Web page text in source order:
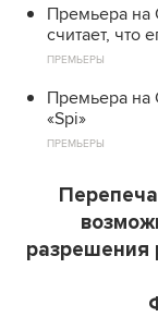
Премьера на
считает, что
ПРЕМЬЕРЫ
Премьера на
«Spi»
ПРЕМЬЕРЫ
разрешения